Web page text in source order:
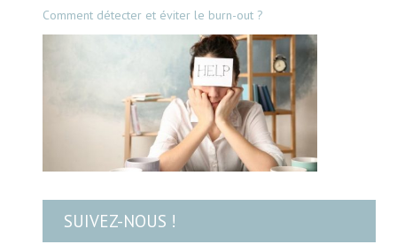
Comment détecter et éviter le burn-out ?
SUIVEZ-NOUS !